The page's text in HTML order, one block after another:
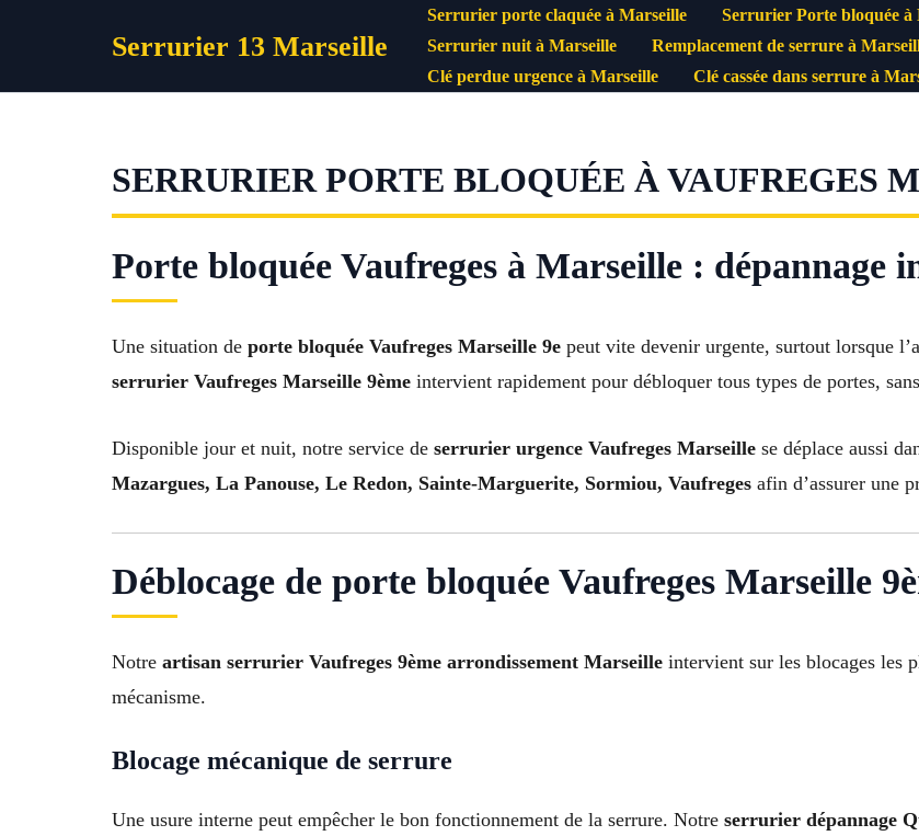
Serrurier 13 Marseille
Serrurier porte claquée à Marseille Serrurier Porte bloquée à
Serrurier nuit à Marseille
Remplacement de serrure à
Clé perdue urgence à Marseille
Clé cassée dans serrure à
SERRURIER PORTE BLOQUÉE À VAUFREGES
Porte bloquée Vaufreges à Marseille : dépannage
Une situation de porte bloquée Vaufreges Marseille 9e peut vite devenir urgente, surtout lorsque
serrurier Vaufreges Marseille 9ème intervient rapidement pour débloquer tous types de portes,
Disponible jour et nuit, notre service de serrurier urgence Vaufreges Marseille se déplace aussi
Mazargues, La Panouse, Le Redon, Sainte-Marguerite, Sormiou, Vaufreges afin d’assurer une
Déblocage de porte bloquée Vaufreges Marseille
Notre artisan serrurier Vaufreges 9ème arrondissement Marseille intervient sur les blocages les
mécanisme.
Blocage mécanique de serrure
Une usure interne peut empêcher le bon fonctionnement de la serrure. Notre serrurier dépannage